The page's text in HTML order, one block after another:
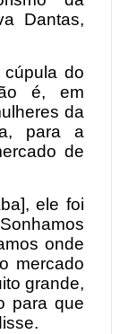
Dantas,
do
é, em
da
para a
de
ele foi
onde
mercado
grande,
para que